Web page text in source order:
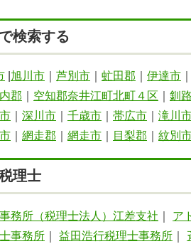
検索する
旭川市 芦別市 虻田郡 伊達市
郡 空知郡奈井江町北町４区 釧
深川市 千歳市 帯広市 滝川
網走郡 網走市 目梨郡 紋別
理士
務所（税理士法人）江差支社 ア
事務所
益田浩行税理士事務所